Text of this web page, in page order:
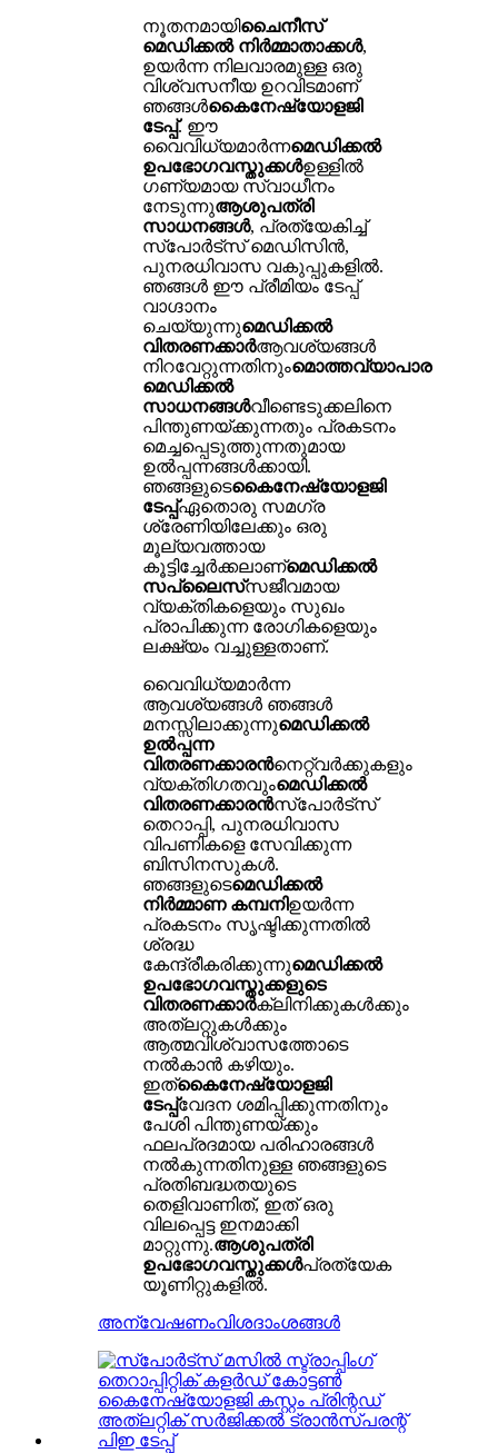
നൂതനമായിചൈനീസ്
മെഡിക്കൽ നിർമ്മാതാക്കൾ,
ഉയർന്ന നിലവാരമുള്ള ഒരു
വിശ്വസനീയ ഉറവിടമാണ്
ഞങ്ങൾകൈനേഷ്യോളജി
ടേപ്പ്. ഈ
വൈവിധ്യമാർന്നമെഡിക്കൽ
ഉപഭോഗവസ്തുക്കൾഉള്ളിൽ
ഗണ്യമായ സ്വാധീനം
നേടുന്നുആശുപത്രി
സാധനങ്ങൾ, പ്രത്യേകിച്ച്
സ്പോർട്സ് മെഡിസിൻ,
പുനരധിവാസ വകുപ്പുകളിൽ.
ഞങ്ങൾ ഈ പ്രീമിയം ടേപ്പ്
വാഗ്ദാനം
ചെയ്യുന്നുമെഡിക്കൽ
വിതരണക്കാർആവശ്യങ്ങൾ
നിറവേറ്റുന്നതിനുംമൊത്തവ്യാപാര
മെഡിക്കൽ
സാധനങ്ങൾവീണ്ടെടുക്കലിനെ
പിന്തുണയ്ക്കുന്നതും പ്രകടനം
മെച്ചപ്പെടുത്തുന്നതുമായ
ഉൽപ്പന്നങ്ങൾക്കായി.
ഞങ്ങളുടെകൈനേഷ്യോളജി
ടേപ്പ്ഏതൊരു സമഗ്ര
ശ്രേണിയിലേക്കും ഒരു
മൂല്യവത്തായ
കൂട്ടിച്ചേർക്കലാണ്മെഡിക്കൽ
സപ്ലൈസ്സജീവമായ
വ്യക്തികളെയും സുഖം
പ്രാപിക്കുന്ന രോഗികളെയും
ലക്ഷ്യം വച്ചുള്ളതാണ്.
വൈവിധ്യമാർന്ന
ആവശ്യങ്ങൾ ഞങ്ങൾ
മനസ്സിലാക്കുന്നുമെഡിക്കൽ
ഉൽപ്പന്ന
വിതരണക്കാരൻനെറ്റ്‌വർക്കുകളും
വ്യക്തിഗതവുംമെഡിക്കൽ
വിതരണക്കാരൻസ്പോർട്സ്
തെറാപ്പി, പുനരധിവാസ
വിപണികളെ സേവിക്കുന്ന
ബിസിനസുകൾ.
ഞങ്ങളുടെമെഡിക്കൽ
നിർമ്മാണ കമ്പനിഉയർന്ന
പ്രകടനം സൃഷ്ടിക്കുന്നതിൽ
ശ്രദ്ധ
കേന്ദ്രീകരിക്കുന്നുമെഡിക്കൽ
ഉപഭോഗവസ്തുക്കളുടെ
വിതരണക്കാർക്ലിനിക്കുകൾക്കും
അത്‌ലറ്റുകൾക്കും
ആത്മവിശ്വാസത്തോടെ
നൽകാൻ കഴിയും.
ഇത്കൈനേഷ്യോളജി
ടേപ്പ്വേദന ശമിപ്പിക്കുന്നതിനും
പേശി പിന്തുണയ്ക്കും
ഫലപ്രദമായ പരിഹാരങ്ങൾ
നൽകുന്നതിനുള്ള ഞങ്ങളുടെ
പ്രതിബദ്ധതയുടെ
തെളിവാണിത്, ഇത് ഒരു
വിലപ്പെട്ട ഇനമാക്കി
മാറ്റുന്നു.ആശുപത്രി
ഉപഭോഗവസ്തുക്കൾപ്രത്യേക
യൂണിറ്റുകളിൽ.
അന്വേഷണംവിശദാംശങ്ങൾ